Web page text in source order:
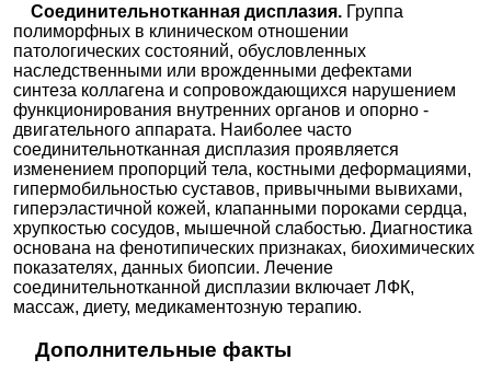
Ещё 2818 клиник
Соединительнотканная дисплазия. Группа
полиморфных в клиническом отношении
патологических состояний, обусловленных
наследственными или врожденными дефектами
синтеза коллагена и сопровождающихся нарушением
функционирования внутренних органов и опорно -
двигательного аппарата. Наиболее часто
соединительнотканная дисплазия проявляется
изменением пропорций тела, костными деформациями,
гипермобильностью суставов, привычными вывихами,
гиперэластичной кожей, клапанными пороками сердца,
хрупкостью сосудов, мышечной слабостью. Диагностика
основана на фенотипических признаках, биохимических
показателях, данных биопсии. Лечение
соединительнотканной дисплазии включает ЛФК,
массаж, диету, медикаментозную терапию.
Дополнительные факты